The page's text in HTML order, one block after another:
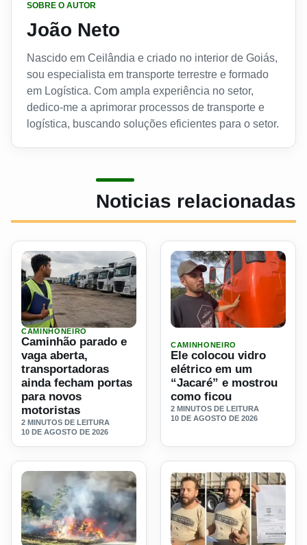
SOBRE O AUTOR
João Neto
Nascido em Ceilândia e criado no interior de Goiás,
sou especialista em transporte terrestre e formado
em Logística. Com ampla experiência no setor,
dedico-me a aprimorar processos de transporte e
logística, buscando soluções eficientes para o setor.
Noticias relacionadas
Ler materia: Caminhão parado e vaga aberta,
CAMINHONEIRO
Caminhão parado e
vaga aberta,
transportadoras
ainda fecham portas
para novos
motoristas
2 MINUTOS DE LEITURA
10 DE AGOSTO DE 2026
CAMINHONEIRO
Ele colocou vidro
elétrico em um
“Jacaré” e mostrou
como ficou
2 MINUTOS DE LEITURA
10 DE AGOSTO DE 2026